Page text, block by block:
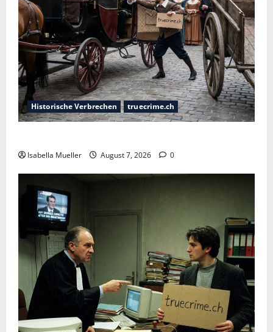
Historische Verbrechen truecrime.ch
Isabella Mueller August 7, 2026 0